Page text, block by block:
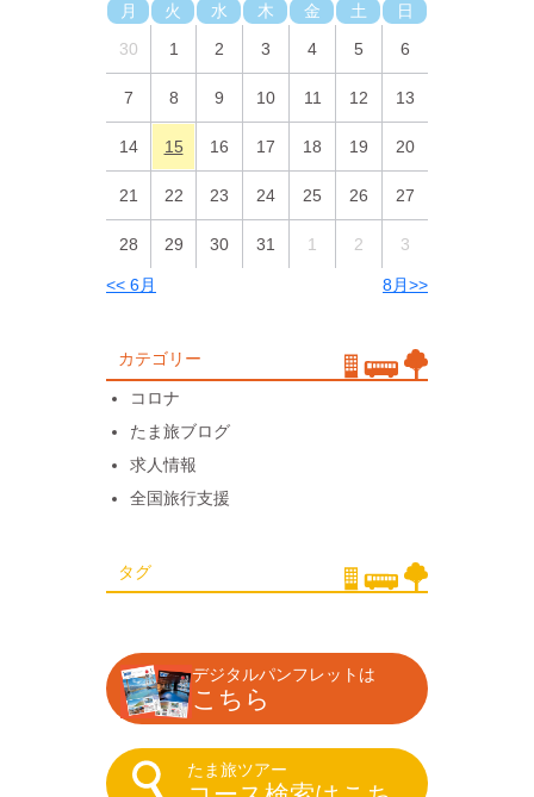
月
火 水 木 金 土
日
30
1 2 3 4 5 6
7 8 9 10 11 12 13
14 15 16 17 18 19 20
21 22 23 24 25 26 27
28 29 30 31 1 2 3
<< 6月 8月>>
カテゴリー
コロナ
たま旅ブログ
求人情報
全国旅行支援
タグ
デジタルパンフレットは
こちら
たま旅ツアー